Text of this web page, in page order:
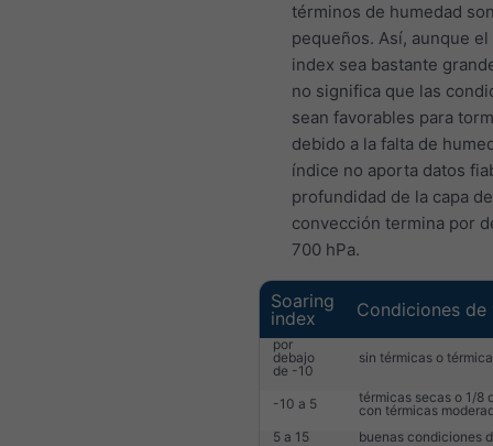
términos de humedad
pequeños. Así, aunque
index sea bastante
no significa que las
sean favorables para
debido a la falta de
índice no aporta datos
profundidad de la capa de
convección termina por
700 hPa.
Soaring
index
Condiciones de
por
debajo
de -10
sin térmicas o
-10 a 5
térmicas secas o 1/8
con térmicas
5 a 15
buenas condiciones